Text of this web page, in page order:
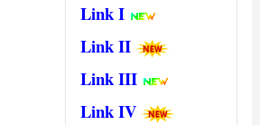
Link I
Link II
Link III
Link IV